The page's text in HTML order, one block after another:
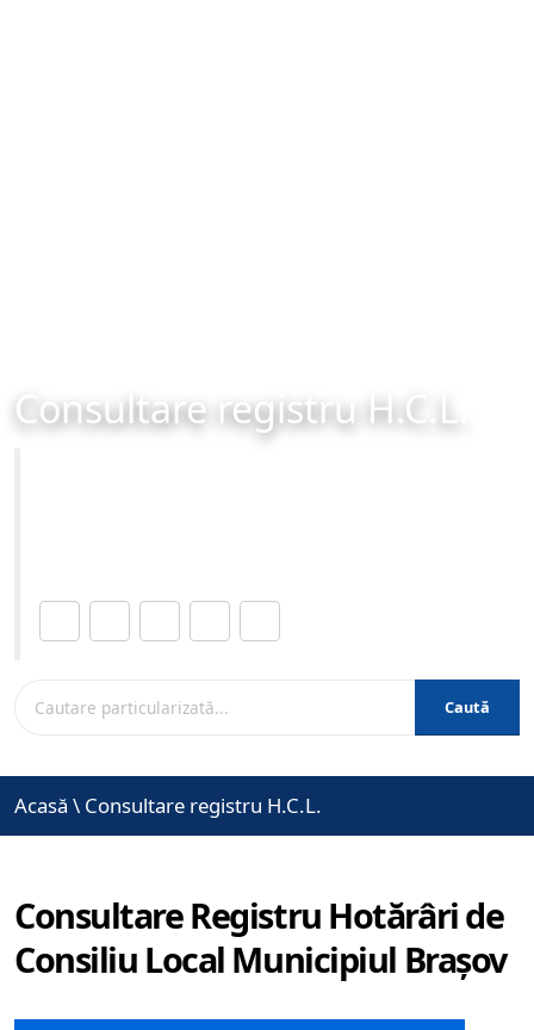
Consultare registru H.C.L.
Caută
Acasă \ Consultare registru H.C.L.
Consultare Registru Hotărâri de
Consiliu Local Municipiul Brașov